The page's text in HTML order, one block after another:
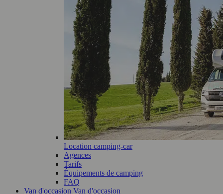
Location camping-car
Agences
Tarifs
Équipements de camping
FAQ
Van d'occasion Van d'occasion